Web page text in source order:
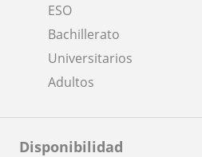
ESO
Bachillerato
Universitarios
Adultos
Disponibilidad